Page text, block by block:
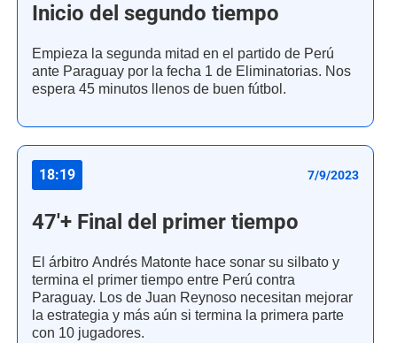
Inicio del segundo tiempo
Empieza la segunda mitad en el partido de Perú
ante Paraguay por la fecha 1 de Eliminatorias. Nos
espera 45 minutos llenos de buen fútbol.
18:19 7/9/2023
47'+ Final del primer tiempo
El árbitro Andrés Matonte hace sonar su silbato y
termina el primer tiempo entre Perú contra
Paraguay. Los de Juan Reynoso necesitan mejorar
la estrategia y más aún si termina la primera parte
con 10 jugadores.